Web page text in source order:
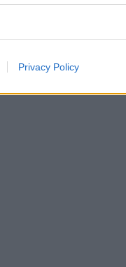
Privacy Policy
του πρώην